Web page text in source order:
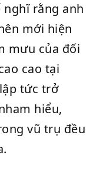
nghĩ rằng anh
mới hiện
mưu của đối
cao tại
tức trở
hiểu,
vũ trụ đều